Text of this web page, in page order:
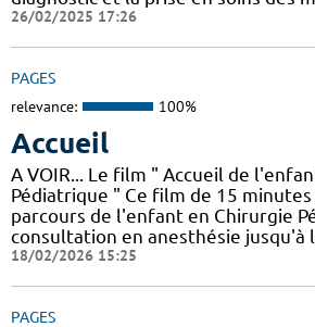
26/02/2025 17:26
PAGES
relevance: 100%
Accueil
A VOIR... Le film " Accueil de
Pédiatrique " Ce film de 15
parcours de l'enfant en Chirurgie
consultation en anesthésie jusqu'à
18/02/2026 15:25
PAGES